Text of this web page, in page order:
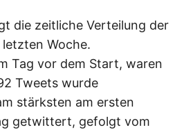
die zeitliche Verteilung der
Woche.
Tag vor dem Start, waren
Tweets wurde
stärksten am ersten
getwittert, gefolgt vom